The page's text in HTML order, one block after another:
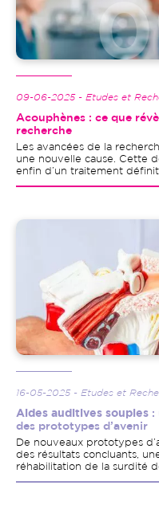
09-06-2025 - Etudes et
Acouphènes : ce que
recherche
Les avancées de la
une nouvelle cause. Cette
enfin d’un traitement
Image
16-05-2025 - Etudes et
Aides auditives souples :
des prototypes d’avenir
De nouveaux prototypes
des résultats concluants,
réhabilitation de la surdité